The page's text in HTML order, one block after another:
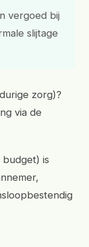
vergoed bij
slijtage
zorg)?
via de
budget) is